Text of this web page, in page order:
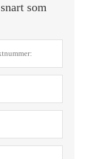
som